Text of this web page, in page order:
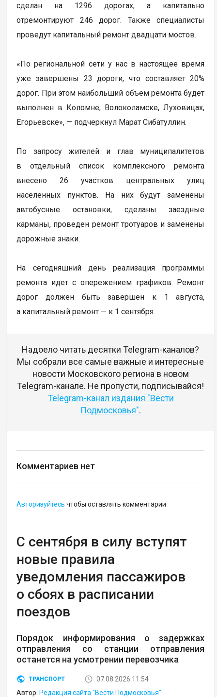
сделан на 1296 дорогах, а капитально
отремонтируют 246 дорог. Также специалисты
проведут капитальный ремонт двадцати мостов.
«По региональной сети у нас в настоящее время
уже завершены 23 дороги, что составляет 20%
дорог. При этом наибольший объем ремонта будет
выполнен в Коломне, Волоколамске, Луховицах,
Егорьевске», — подчеркнул Марат Сибатуллин.
По запросу жителей и глав муниципалитетов
в отдельный список комплексного ремонта
внесено 26 участков центральных улиц
населенных пунктов. На них будут заменены
автобусные остановки, сделаны заездные
карманы, проведен ремонт тротуаров и заменены
дорожные знаки.
На сегодняшний день реализация программы
ремонта идет с опережением графиков. Ремонт
дорог должен быть завершен к 1 августа,
а капитальный ремонт — к 1 сентября.
Надоело читать десятки Telegram-каналов?
Мы собрали все самые важные и интересные
новости Московского региона в новом
Telegram-канале. Не пропусти, подписывайся!
Telegram-канал издания "Вести
Подмосковья".
Комментариев нет
Авторизуйтесь чтобы оставлять комментарии
С сентября в силу вступят
новые правила
уведомления пассажиров
о сбоях в расписании
поездов
Порядок информирования о задержках
отправления со станции отправления
останется на усмотрении перевозчика
ТРАНСПОРТ
07.08.2026 11:54
Автор: Редакция сайта "Вести Подмосковья"